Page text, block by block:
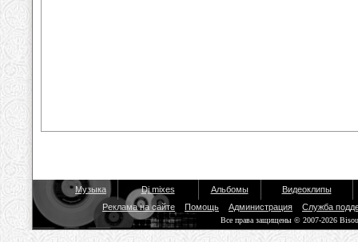
Музыка Dj mixes Альбомы
Видеоклипы
Реклама на сайте
Помощь Администрация Служба
Все права защищены © 2007-2026